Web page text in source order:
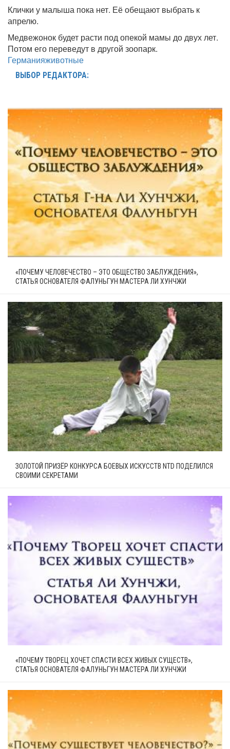
Клички у малыша пока нет. Её обещают выбрать к
апрелю.
Медвежонок будет расти под опекой мамы до двух лет.
Потом его переведут в другой зоопарк.
Германияживотные
ВЫБОР РЕДАКТОРА:
«ПОЧЕМУ ЧЕЛОВЕЧЕСТВО – ЭТО ОБЩЕСТВО ЗАБЛУЖДЕНИЯ»,
СТАТЬЯ ОСНОВАТЕЛЯ ФАЛУНЬГУН МАСТЕРА ЛИ ХУНЧЖИ
ЗОЛОТОЙ ПРИЗЁР КОНКУРСА БОЕВЫХ ИСКУССТВ NTD ПОДЕЛИЛСЯ
СВОИМИ СЕКРЕТАМИ
«ПОЧЕМУ ТВОРЕЦ ХОЧЕТ СПАСТИ ВСЕХ ЖИВЫХ СУЩЕСТВ»,
СТАТЬЯ ОСНОВАТЕЛЯ ФАЛУНЬГУН МАСТЕРА ЛИ ХУНЧЖИ